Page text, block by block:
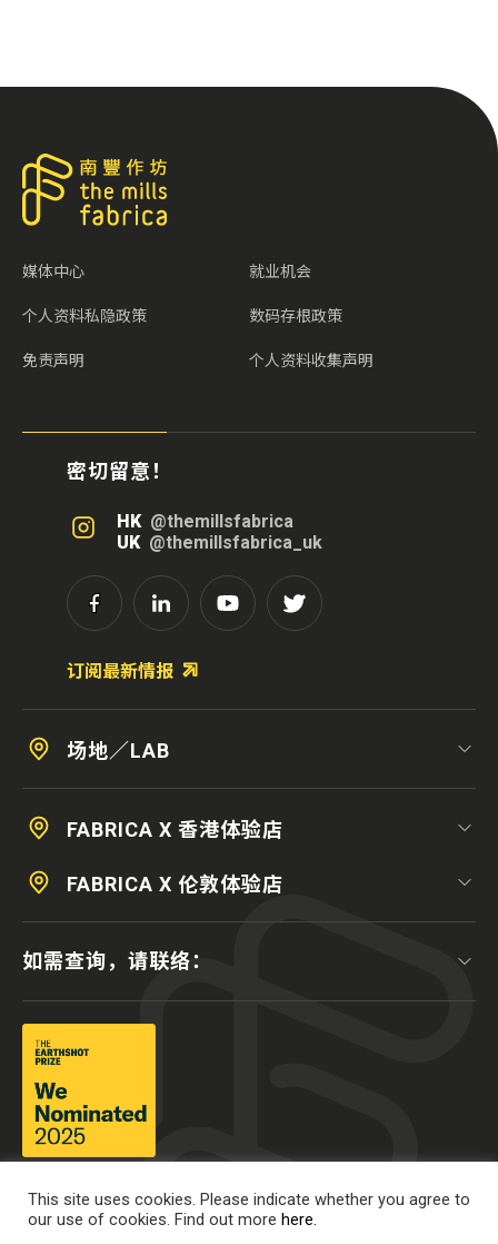
媒体中心 就业机会
个人资料私隐政策 数码存根政策
免责声明 个人资料收集声明
密切留意！
HK @themillsfabrica
UK @themillsfabrica_uk
订阅最新情报
场地／LAB
FABRICA X 香港体验店
FABRICA X 伦敦体验店
如需查询，请联络：
This site uses cookies. Please indicate whether you agree to
our use of cookies. Find out more here.